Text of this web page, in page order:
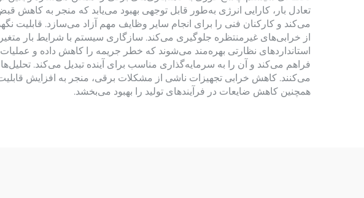
تعادل بار، کارایی انرژی به‌طور قابل توجهی بهبود می‌یابد که منجر به
می‌کند و کارکنان فنی را برای انجام سایر وظایف مهم آزاد می‌سازد.
از خرابی‌های غیرمنتظره جلوگیری می‌کند. سازگاری سیستم با شرایط بار
استانداردهای نظارتی بهره‌مند می‌شوند که خطر جریمه را کاهش داده و
فراهم می‌کند و آن را به سرمایه‌گذاری مناسب برای آینده تبدیل می‌کند.
می‌کنند. کاهش خرابی تجهیزات ناشی از مشکلات برقی، منجر به افزایش
همچنین کاهش ضایعات در فرآیندهای تولید را بهبود می‌بخشد.